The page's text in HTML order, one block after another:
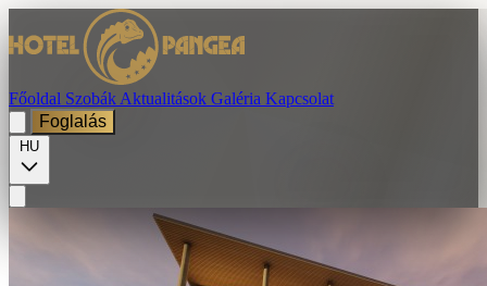
Főoldal Szobák Aktualitások Galéria Kapcsolat
Foglalás
HU